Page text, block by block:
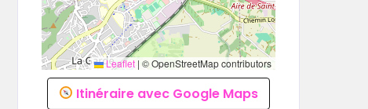
Leaflet | © OpenStreetMap contributors
Itinéraire avec Google Maps